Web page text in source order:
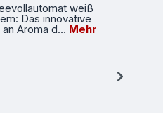
weiß
Das innovative
Aroma d… Mehr